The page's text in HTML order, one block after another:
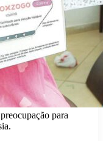
para